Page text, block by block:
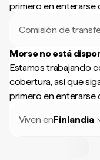
primero en enterarse
Comisión de
Morse no está
Estamos trabajando
cobertura, así que
primero en enterarse
Viven enFinlandia